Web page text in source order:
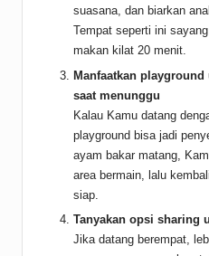
suasana, dan biarkan
Tempat seperti ini
makan kilat 20 menit.
Manfaatkan
saat menunggu
Kalau Kamu datang
playground bisa jadi
ayam bakar matang,
area bermain, lalu
siap.
Tanyakan opsi sharing
Jika datang berempat,